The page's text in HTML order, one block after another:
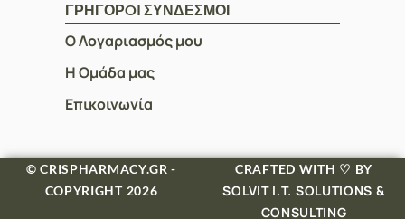
ΓΡΗΓΟΡOI ΣΥΝΔΕΣΜΟΙ
Ο Λογαριασμός μου
Η Ομάδα μας
Επικοινωνία
© CRISPHARMACY.GR -
COPYRIGHT 2026
CRAFTED WITH ♡ BY
SOLVIT I.T. SOLUTIONS &
CONSULTING